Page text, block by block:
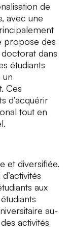
de
avec une
propose des
dans
étudiants
un
Ces
d’acquérir
tout en
et diversifiée.
aux
au-
activités